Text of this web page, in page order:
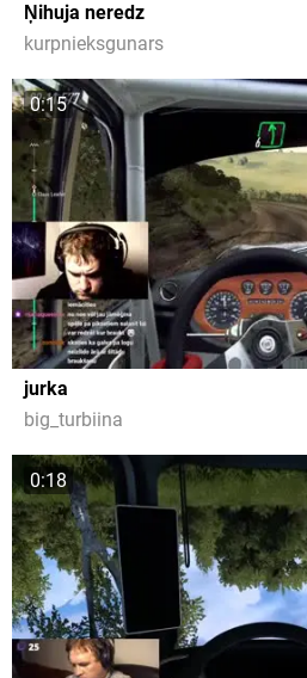
Ņihuja neredz
kurpnieksgunars
0:15
jurka
big_turbiina
0:18